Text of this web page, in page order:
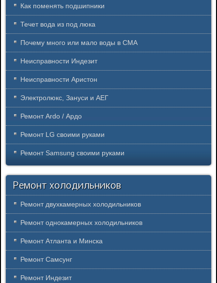
Как поменять подшипники
Течет вода из под люка
Почему много или мало воды в СМА
Неисправности Индезит
Неисправности Аристон
Электролюкс, Зануси и АЕГ
Ремонт Ardo / Ардо
Ремонт LG своими руками
Ремонт Samsung своими руками
Ремонт холодильников
Ремонт двухкамерных холодильников
Ремонт однокамерных холодильников
Ремонт Атланта и Минска
Ремонт Самсунг
Ремонт Индезит